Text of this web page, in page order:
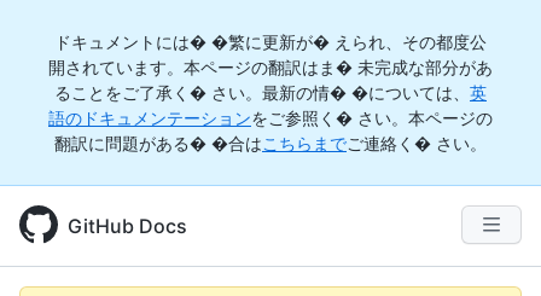
ドキュメントには� �繁に更新が� えられ、その都度公
開されています。本ページの翻訳はま� 未完成な部分があ
ることをご了承く� さい。最新の情� �については、 英
語のドキュメンテーションをご参照く� さい。本ページの
翻訳に問題がある� �合はこちらまでご連絡く� さい。
GitHub Docs